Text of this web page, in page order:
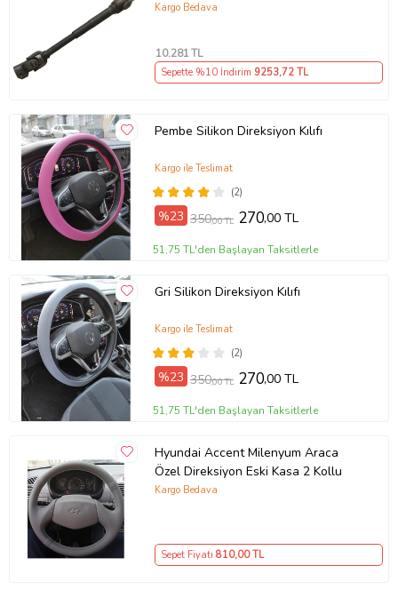
Kargo Bedava
10.281TL
Sepette %10 İndirim 9253,72 TL
Pembe Silikon Direksiyon Kılıfı
(2)
Kargo ile Teslimat
%23 350,00 TL 270,00 TL
51,75 TL'den Başlayan Taksitlerle
Gri Silikon Direksiyon Kılıfı
(2)
Kargo ile Teslimat
%23 350,00 TL 270,00 TL
51,75 TL'den Başlayan Taksitlerle
Hyundai Accent Milenyum Araca
Özel Direksiyon Eski Kasa 2 Kollu
Kargo Bedava
Sepet Fiyatı 810,00 TL